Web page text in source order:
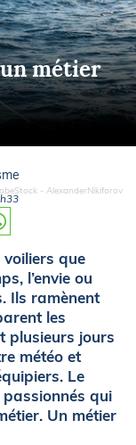
métier
- AlexanderNikiforov
que
l’envie ou
Ils ramènent
les
plusieurs jours
météo et
Le
qui
Un métier